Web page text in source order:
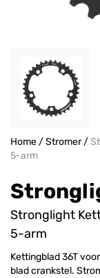
Home/Stromer/
5-arm
Stronglight
5-arm
Kettingblad 36T
blad crankstel.